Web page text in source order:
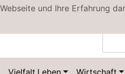
und Ihre Erfahrung
Vielfalt.Leben Wirtschaft